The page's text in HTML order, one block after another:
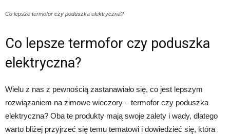
Co lepsze termofor czy poduszka elektryczna?
Co lepsze termofor czy poduszka
elektryczna?
Wielu z nas z pewnością zastanawiało się, co jest lepszym
rozwiązaniem na zimowe wieczory – termofor czy poduszka
elektryczna? Oba te produkty mają swoje zalety i wady, dlatego
warto bliżej przyjrzeć się temu tematowi i dowiedzieć się, która